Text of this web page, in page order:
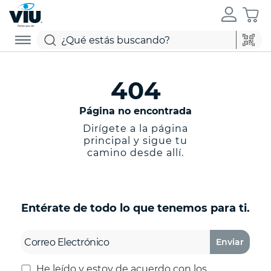
404
Página no encontrada
Dirígete a la página
principal y sigue tu
camino desde allí.
Entérate de todo lo que tenemos para ti.
Enviar